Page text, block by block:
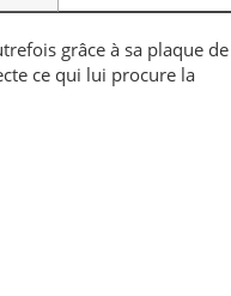
grâce à sa plaque de
ce qui lui procure la